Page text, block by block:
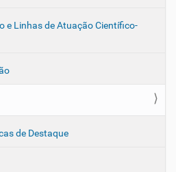
e Linhas de Atuação Científico-
de Destaque